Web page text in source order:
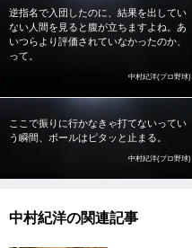
逆指名で入団したのに、結果を出してい
ない人間を見ると腹が立ちますよね。あ
いつらより評価されていなかったのか、
って。
中村紀洋(プロ野球)
ここで振りに行かなきゃ打てないってい
う瞬間、ボールはピタッと止まる。
中村紀洋(プロ野球)
中村紀洋の関連記事